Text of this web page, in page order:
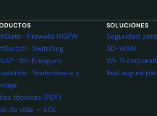
· Firewalls NGFW
· Switching
· Wi-Fi seguro
· Transceivers y
técnicas (PDF)
de vida — EOL
SOLUCIONES
Seguridad
SD-WAN
Wi-Fi
Red segura